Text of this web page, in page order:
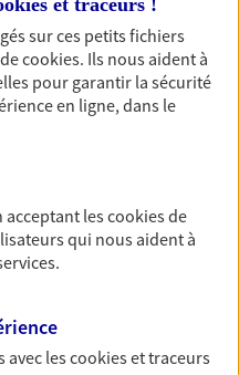
chapitre de
expert. Découvrez
(Plan Epargne
pour la retraite.
matériels pro,
oublier votre
sur ces petits fichiers
cookies. Ils nous aident à
pour garantir la sécurité
en ligne, dans le
acceptant lescookiesde
qui nous aident à
avec lescookies et traceurs